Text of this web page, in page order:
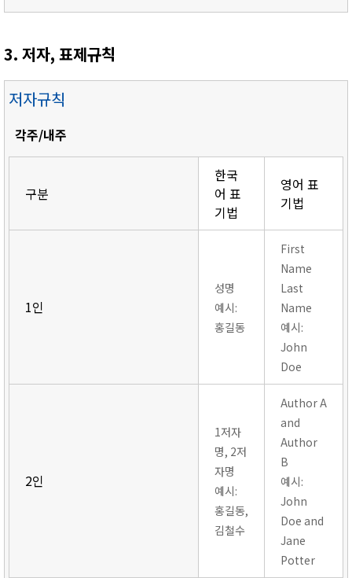
3. 저자, 표제규칙
저자규칙
각주/내주
구분
한국
어 표
기법
영어 표
기법
1인
성명
예시:
홍길동
First
Name
Last
Name
예시:
John
Doe
2인
1저자
명, 2저
자명
예시:
홍길동,
김철수
Author A
and
Author
B
예시:
John
Doe and
Jane
Potter